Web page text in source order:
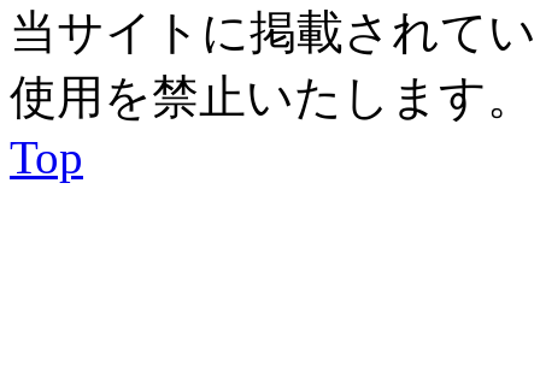
当サイトに掲載されて
使用を禁止いたします。
Top